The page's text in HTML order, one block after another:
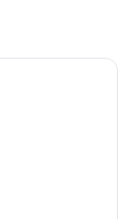
en säng, blommig